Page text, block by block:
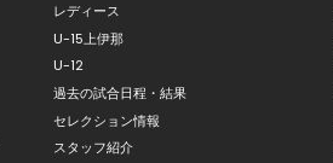
レディース
U-15上伊那
U-12
過去の試合日程・結果
セレクション情報
スタッフ紹介